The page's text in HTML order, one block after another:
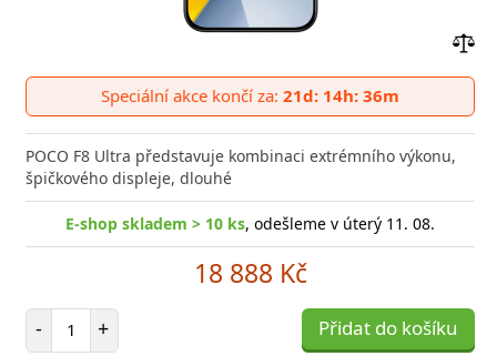
do
Speciální akce končí za: 21d: 14h: 36m
POCO F8 Ultra představuje kombinaci extrémního výkonu,
špičkového displeje, dlouhé
E-shop skladem > 10 ks, odešleme v úterý 11. 08.
18 888 Kč
- Počet položek
+ Přidat do košíku